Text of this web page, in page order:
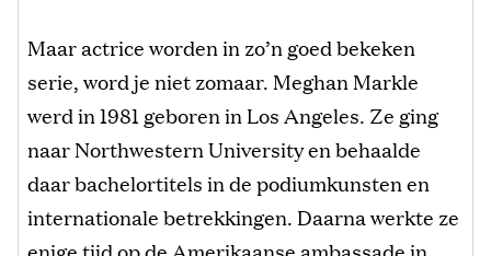
Maar actrice worden in zo’n goed bekeken
serie, word je niet zomaar. Meghan Markle
werd in 1981 geboren in Los Angeles. Ze ging
naar Northwestern University en behaalde
daar bachelortitels in de podiumkunsten en
internationale betrekkingen. Daarna werkte ze
enige tijd op de Amerikaanse ambassade in